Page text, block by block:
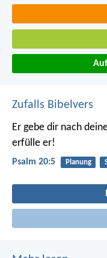
Zufalls Bibelvers
Er gebe dir nach
erfülle er!
Psalm 20:5 Planung